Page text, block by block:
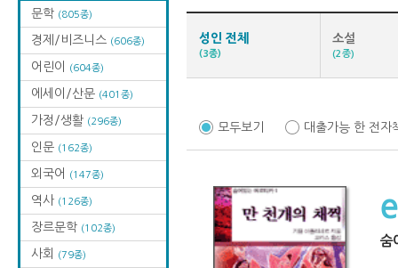
문학 (805종)
경제/비즈니스 (606종)
어린이 (604종)
에세이/산문 (401종)
가정/생활 (296종)
인문 (162종)
외국어 (147종)
역사 (126종)
장르문학 (102종)
사회 (79종)
성인 전체
(3종)
소설
(2종)
모두보기 대출가능 한 전자
숨